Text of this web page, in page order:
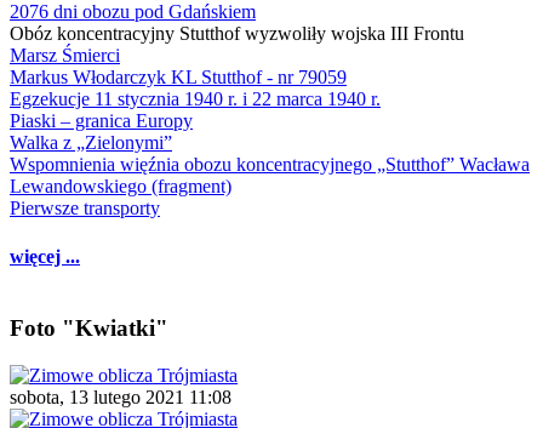
2076 dni obozu pod Gdańskiem
Obóz koncentracyjny Stutthof wyzwoliły wojska III Frontu
Marsz Śmierci
Markus Włodarczyk KL Stutthof - nr 79059
Egzekucje 11 stycznia 1940 r. i 22 marca 1940 r.
Piaski – granica Europy
Walka z „Zielonymi”
Wspomnienia więźnia obozu koncentracyjnego „Stutthof” Wacława
Lewandowskiego (fragment)
Pierwsze transporty
więcej ...
Foto "Kwiatki"
sobota, 13 lutego 2021 11:08